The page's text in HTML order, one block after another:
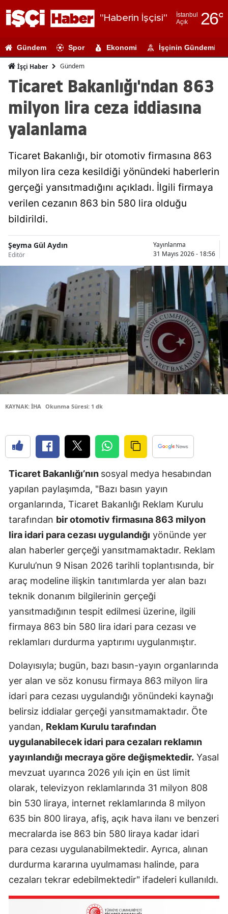
"Haberin İşçisi"
İstanbul
Açık
26°
Adıyaman
Ağrı
Amasya
Antalya
Artvin
Bitlis
Burdur
Bursa
Çanakkale
Çankırı
Diyarbakır
Edirne
Erzurum
Eskişehir
Gaziantep
Gümüşhane
Hakkari
Isparta
Mersin
İzmir
Kars
Kastamonu
Kayseri
Kırklareli
Kırşehir
Kocaeli
Gündem Spor Ekonomi İşçinin Gündemi
İşçi Haber Gündem
Ticaret Bakanlığı'ndan 863
milyon lira ceza iddiasına
yalanlama
Ticaret Bakanlığı, bir otomotiv firmasına 863
milyon lira ceza kesildiği yönündeki haberlerin
gerçeği yansıtmadığını açıkladı. İlgili firmaya
verilen cezanın 863 bin 580 lira olduğu
bildirildi.
Şeyma Gül Aydın
Editör
Yayınlanma
31 Mayıs 2026 - 18:56
KAYNAK: İHA Okunma Süresi: 1 dk
Ticaret Bakanlığı’nın sosyal medya hesabından
yapılan paylaşımda, "Bazı basın yayın
organlarında, Ticaret Bakanlığı Reklam Kurulu
tarafından bir otomotiv firmasına 863 milyon
lira idari para cezası uygulandığı yönünde yer
alan haberler gerçeği yansıtmamaktadır. Reklam
Kurulu’nun 9 Nisan 2026 tarihli toplantısında, bir
araç modeline ilişkin tanıtımlarda yer alan bazı
teknik donanım bilgilerinin gerçeği
yansıtmadığının tespit edilmesi üzerine, ilgili
firmaya 863 bin 580 lira idari para cezası ve
reklamları durdurma yaptırımı uygulanmıştır.
Dolayısıyla; bugün, bazı basın-yayın organlarında
yer alan ve söz konusu firmaya 863 milyon lira
idari para cezası uygulandığı yönündeki kaynağı
belirsiz iddialar gerçeği yansıtmamaktadır. Öte
yandan, Reklam Kurulu tarafından
uygulanabilecek idari para cezaları reklamın
yayınlandığı mecraya göre değişmektedir. Yasal
mevzuat uyarınca 2026 yılı için en üst limit
olarak, televizyon reklamlarında 31 milyon 808
bin 530 liraya, internet reklamlarında 8 milyon
635 bin 800 liraya, afiş, açık hava ilanı ve benzeri
mecralarda ise 863 bin 580 liraya kadar idari
para cezası uygulanabilmektedir. Ayrıca, alınan
durdurma kararına uyulmaması halinde, para
cezaları tekrar edebilmektedir" ifadeleri kullanıldı.